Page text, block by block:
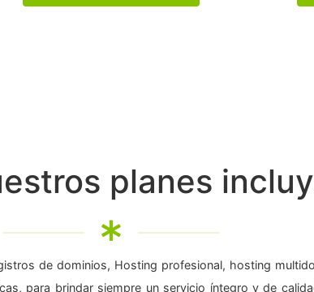
planes
de dominios, Hosting profesional, hosting
para brindar siempre un servicio íntegro y de